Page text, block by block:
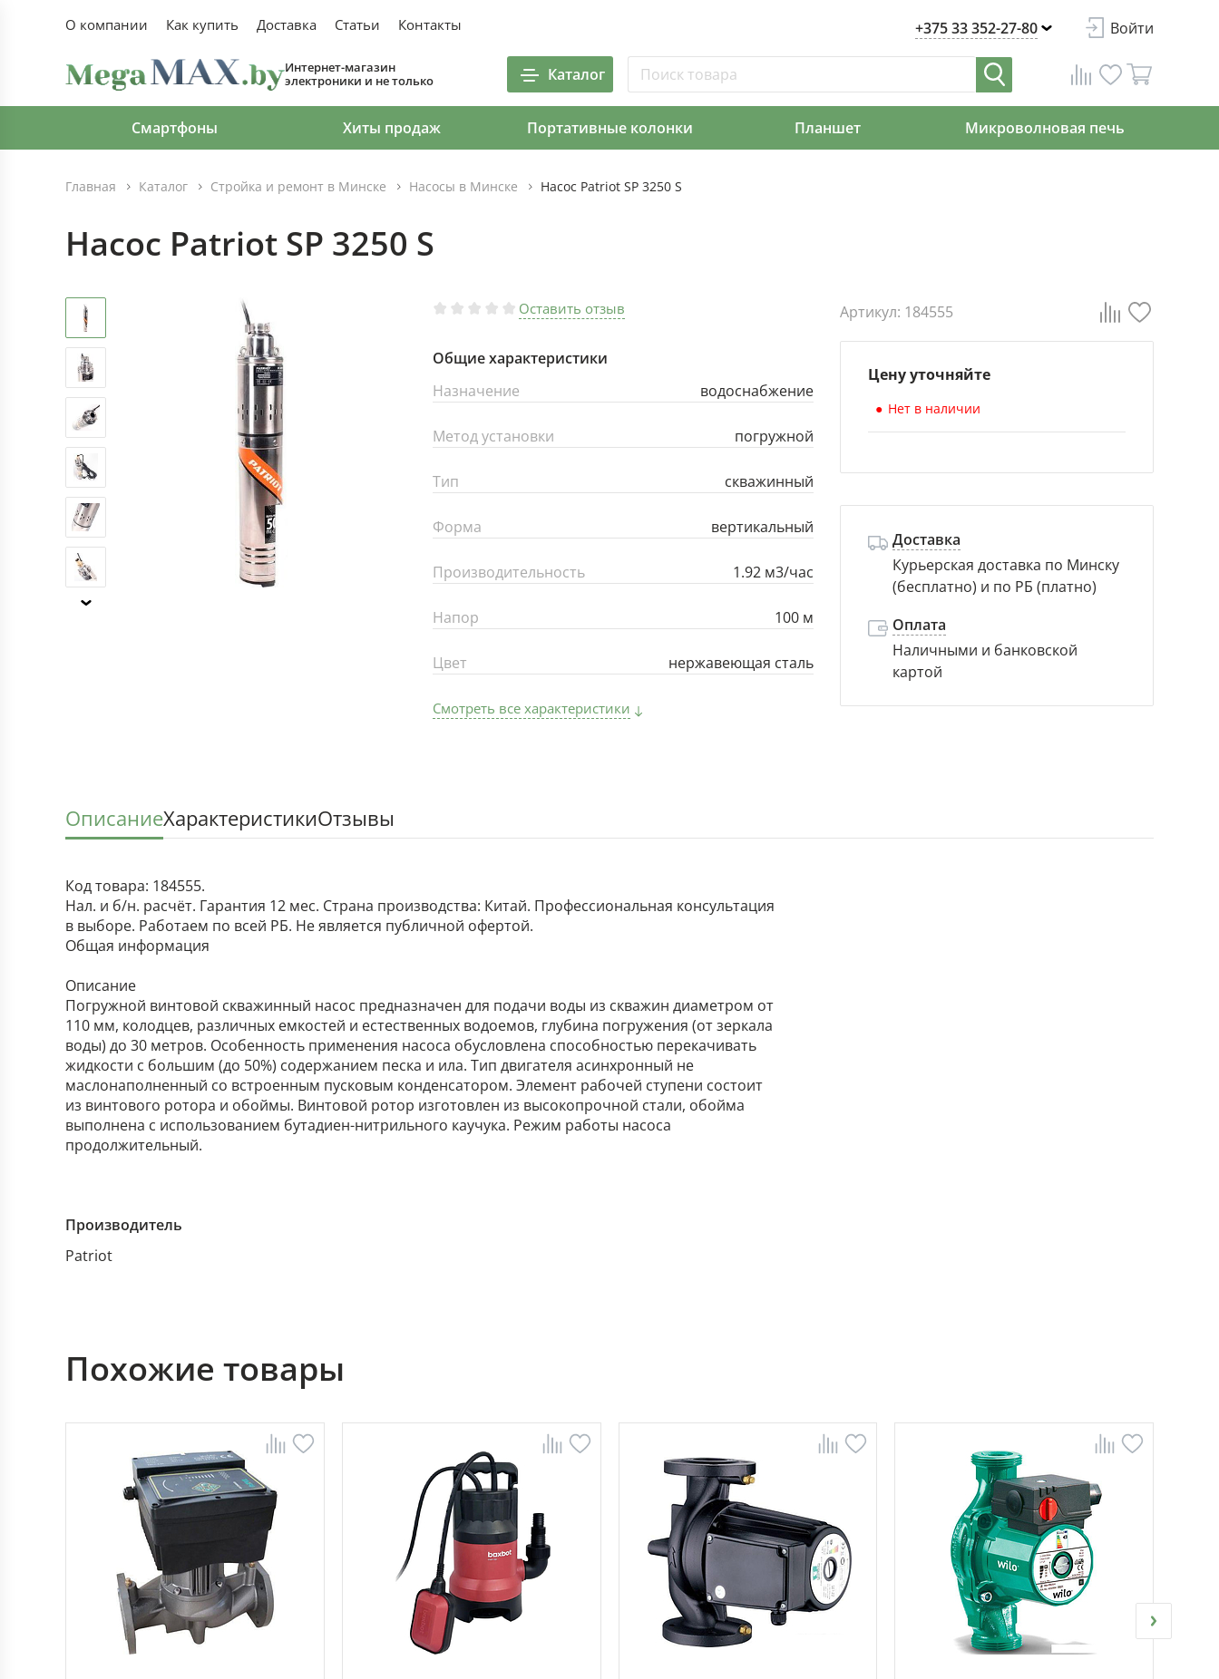
О компании Как купить Доставка Статьи Контакты +375 33 352-27-80 Войти
Интернет-магазин
электроники и не только
Каталог
Смартфоны Хиты продаж Портативные колонки Планшет Микроволновая печь
Главная Каталог Стройка и ремонт в Минске Насосы в Минске Насос Patriot SP 3250 S
Насос Patriot SP 3250 S
Оставить отзыв
Общие характеристики
Назначение
водоснабжение
Метод установки погружной
Тип скважинный
Форма вертикальный
Производительность 1.92 м3/час
Напор 100 м
Цвет нержавеющая сталь
Смотреть все характеристики
Артикул: 184555
Цену уточняйте
Нет в наличии
Доставка
Курьерская доставка по Минску
(бесплатно) и по РБ (платно)
Оплата
Наличными и банковской
картой
ОписаниеХарактеристикиОтзывы
Код товара: 184555.
Нал. и б/н. расчёт. Гарантия 12 мес. Страна производства: Китай. Профессиональная консультация
в выборе. Работаем по всей РБ. Не является публичной офертой.
Общая информация
Описание
Погружной винтовой скважинный насос предназначен для подачи воды из скважин диаметром от
110 мм, колодцев, различных емкостей и естественных водоемов, глубина погружения (от зеркала
воды) до 30 метров. Особенность применения насоса обусловлена способностью перекачивать
жидкости с большим (до 50%) содержанием песка и ила. Тип двигателя асинхронный не
маслонаполненный со встроенным пусковым конденсатором. Элемент рабочей ступени состоит
из винтового ротора и обоймы. Винтовой ротор изготовлен из высокопрочной стали, обойма
выполнена с использованием бутадиен-нитрильного каучука. Режим работы насоса
продолжительный.
Производитель
Patriot
Похожие товары